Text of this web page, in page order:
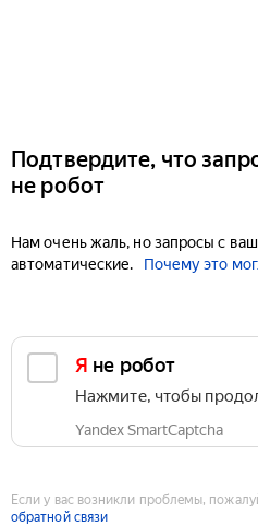
Подтвердите, что
не робот
Нам очень жаль, но запросы с
автоматические.
Почему это
Я не робот
Нажмите, чтобы
Yandex SmartCaptcha
Если у вас возникли проблемы,
обратной связи